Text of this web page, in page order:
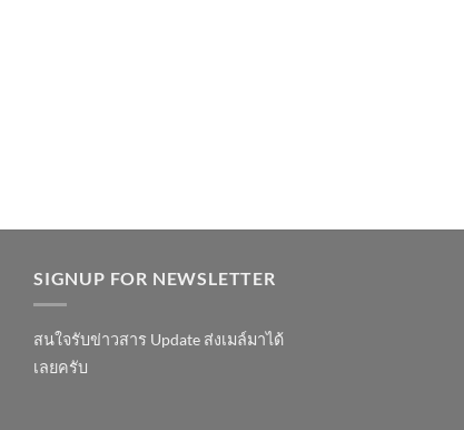
SIGNUP FOR NEWSLETTER
สนใจรับข่าวสาร Update ส่งเมล์มาได้
เลยครับ